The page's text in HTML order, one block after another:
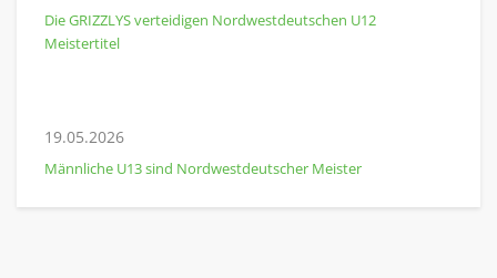
Die GRIZZLYS verteidigen Nordwestdeutschen U12
Meistertitel
19.05.2026
Männliche U13 sind Nordwestdeutscher Meister